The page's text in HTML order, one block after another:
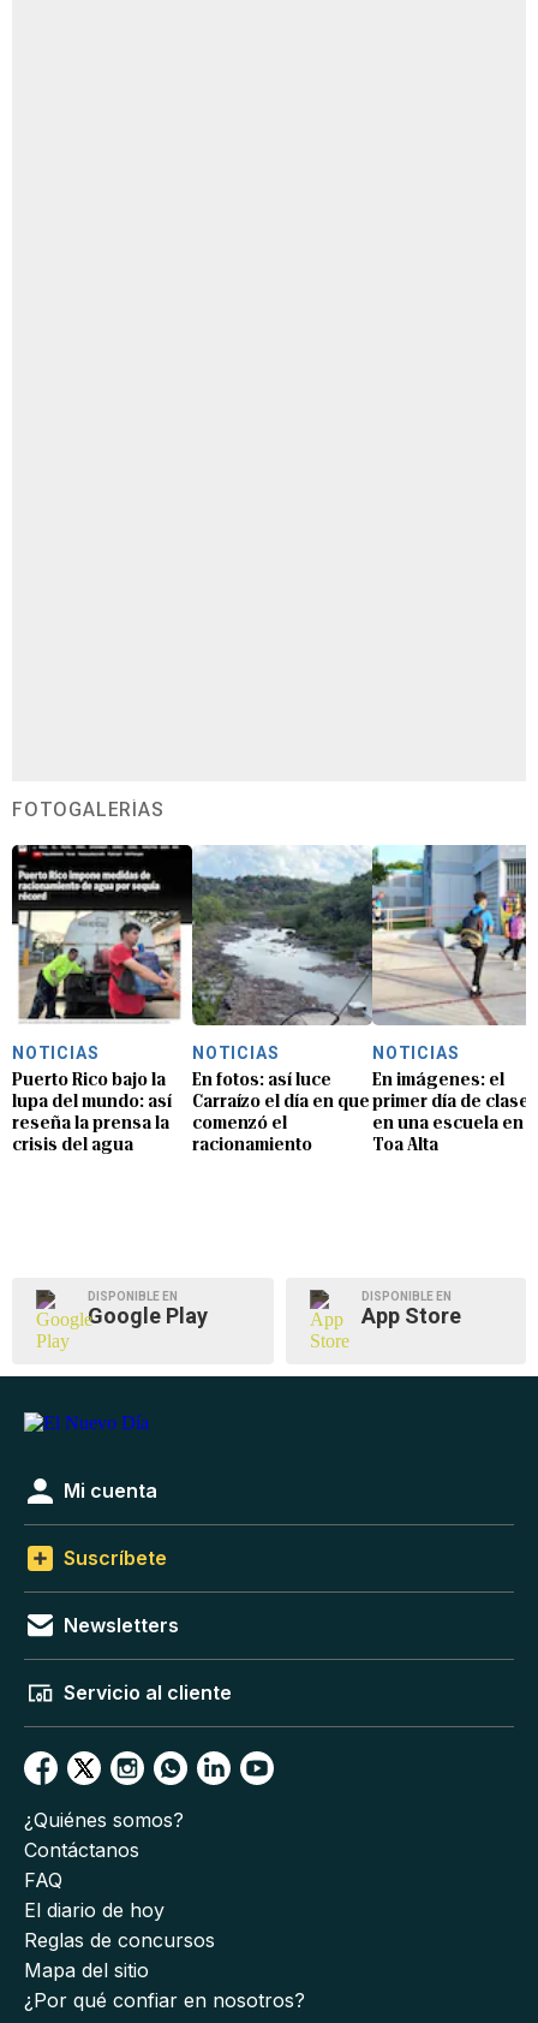
FOTOGALERÍAS
NOTICIAS
Puerto Rico bajo la
lupa del mundo: así
reseña la prensa la
crisis del agua
NOTICIAS
En fotos: así luce
Carraízo el día en que
comenzó el
racionamiento
NOTICIAS
En imágenes: el
primer día de clases
en una escuela en
Toa Alta
DISPONIBLE EN
Google Play
DISPONIBLE EN
App Store
Mi cuenta
Suscríbete
Newsletters
Servicio al cliente
¿Quiénes somos?
Contáctanos
FAQ
El diario de hoy
Reglas de concursos
Mapa del sitio
¿Por qué confiar en nosotros?